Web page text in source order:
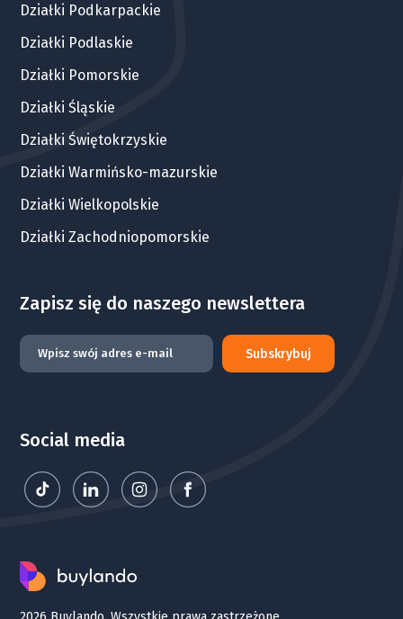
Działki Podkarpackie
Działki Podlaskie
Działki Pomorskie
Działki Śląskie
Działki Świętokrzyskie
Działki Warmińsko-mazurskie
Działki Wielkopolskie
Działki Zachodniopomorskie
Zapisz się do naszego newslettera
Subskrybuj
Social media